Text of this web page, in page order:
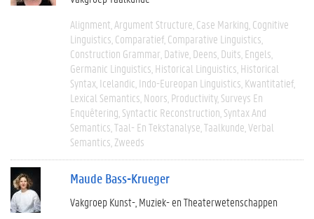
Alignment Argument Structure Case Marking Cognitive
Linguistics Comparatief Comparative Linguistics
Construction Grammar Dative Deens Duits Engels
Germanic Linguistics Historical Linguistics Historical
Syntax Icelandic Indo-Eureopan Linguistics Kwantitatief
Lexical Semantics Noors Productivity Surveys En
Enquêtering Syntactic Reconstruction Syntax And
Semantics Taal- En Tekstanalyse Taalkunde Verbal
Semantics Zweeds
Maude Bass-Krueger
Vakgroep Kunst-, Muziek- en Theaterwetenschappen